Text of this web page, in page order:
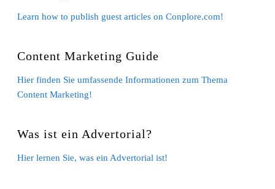
Learn how to publish guest articles on Conplore.com!
Content Marketing Guide
Hier finden Sie umfassende Informationen zum Thema
Content Marketing!
Was ist ein Advertorial?
Hier lernen Sie, was ein Advertorial ist!